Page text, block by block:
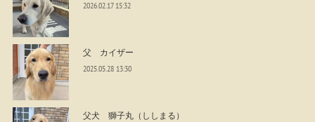
2026.02.17 15:32
父 カイザー
2025.05.28 13:30
父犬 獅子丸（ししまる）